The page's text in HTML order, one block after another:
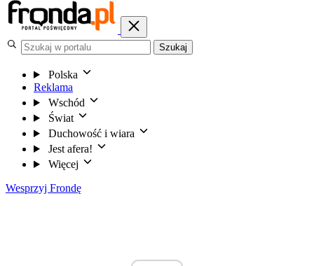
Szukaj
Polska
Reklama
Wschód
Świat
Duchowość i wiara
Jest afera!
Więcej
Wesprzyj Frondę